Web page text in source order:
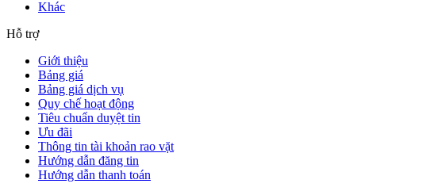
Khác
Hỗ trợ
Giới thiệu
Bảng giá
Bảng giá dịch vụ
Quy chế hoạt động
Tiêu chuẩn duyệt tin
Ưu đãi
Thông tin tài khoản rao vặt
Hướng dẫn đăng tin
Hướng dẫn thanh toán